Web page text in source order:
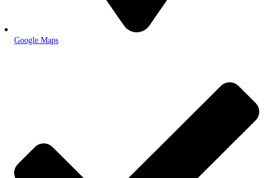
Google Maps